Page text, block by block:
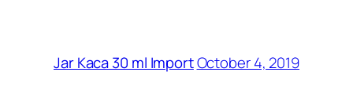
Jar Kaca 30 ml ImportOctober 4, 2019